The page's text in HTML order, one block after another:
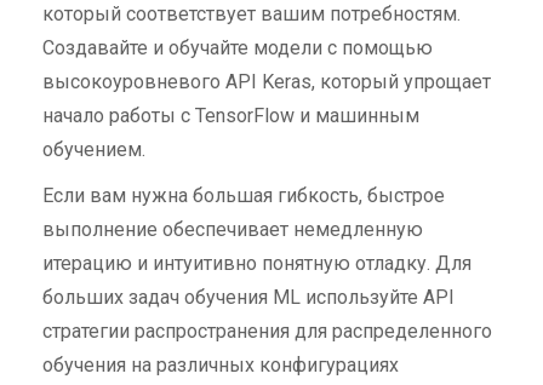
который соответствует вашим потребностям.
Создавайте и обучайте модели с помощью
высокоуровневого API Keras, который упрощает
начало работы с TensorFlow и машинным
обучением.
Если вам нужна большая гибкость, быстрое
выполнение обеспечивает немедленную
итерацию и интуитивно понятную отладку. Для
больших задач обучения ML используйте API
стратегии распространения для распределенного
обучения на различных конфигурациях